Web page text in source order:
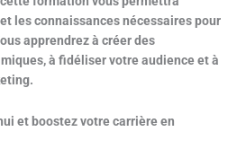
les connaissances nécessaires pour
apprendrez à créer des
à fidéliser votre audience et à
et boostez votre carrière en